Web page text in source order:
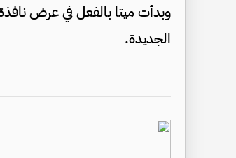
وبدأت ميتا بالفعل في عرض
الجديدة.